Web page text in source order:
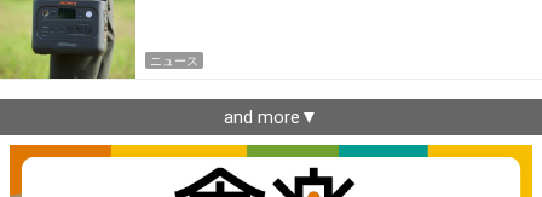
ニュース
and more▼